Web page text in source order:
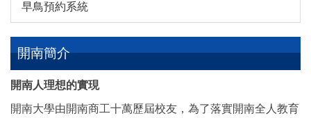
早鳥預約系統
開南簡介
開南人理想的實現
開南大學由開南商工十萬歷屆校友，為了落實開南全人教育